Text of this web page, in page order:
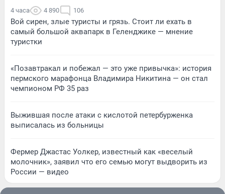
4 часа 4 890 106
Вой сирен, злые туристы и грязь. Стоит ли ехать в
самый большой аквапарк в Геленджике — мнение
туристки
«Позавтракал и побежал — это уже привычка»: история
пермского марафонца Владимира Никитина — он стал
чемпионом РФ 35 раз
Выжившая после атаки с кислотой петербурженка
выписалась из больницы
Фермер Джастас Уолкер, известный как «веселый
молочник», заявил что его семью могут выдворить из
России — видео